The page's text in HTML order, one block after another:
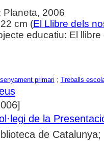
Planeta, 2006
cm (El Llibre dels
educatiu: El
primari ; Treballs
de la
de